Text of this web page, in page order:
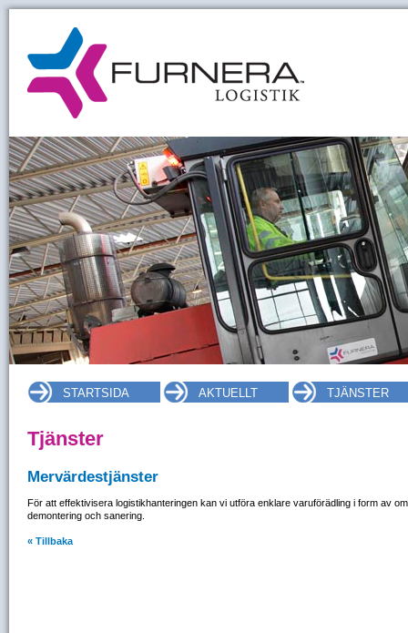
STARTSIDA AKTUELLT TJÄNSTER
Tjänster
Mervärdestjänster
För att effektivisera logistikhanteringen kan vi utföra enklare varuförädling i form av
demontering och sanering.
« Tillbaka